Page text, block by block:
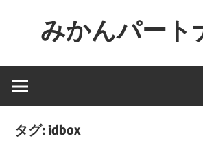
ン
へ
みかんパート
ー
ジ
ン
タグ:idbox